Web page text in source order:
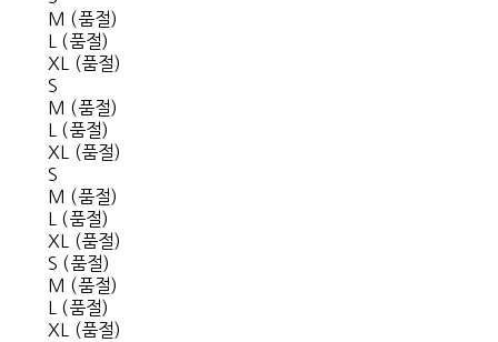
M (품절)
L (품절)
XL (품절)
S
M (품절)
L (품절)
XL (품절)
S
M (품절)
L (품절)
XL (품절)
S (품절)
M (품절)
L (품절)
XL (품절)